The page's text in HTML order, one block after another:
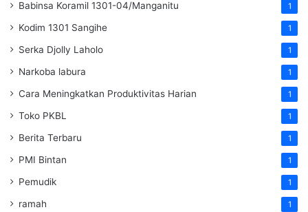
Babinsa Koramil 1301-04/Manganitu 1
Kodim 1301 Sangihe 1
Serka Djolly Laholo 1
Narkoba labura 1
Cara Meningkatkan Produktivitas Harian 1
Toko PKBL 1
Berita Terbaru 1
PMI Bintan 1
Pemudik 1
ramah 1